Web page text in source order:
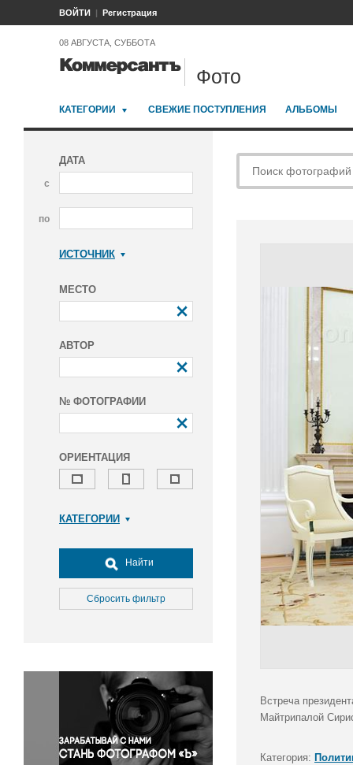
ВОЙТИ Регистрация
08 АВГУСТА, СУББОТА
Фото
КАТЕГОРИИ СВЕЖИЕ ПОСТУПЛЕНИЯ АЛЬБОМЫ
ДАТА
с
по
ИСТОЧНИК
МЕСТО
АВТОР
№ ФОТОГРАФИИ
ОРИЕНТАЦИЯ
КАТЕГОРИИ
Досуг, туризм и отдых
Культура
Медицина
Окружающая среда
Политика
Правосудие
Происшествия и конфликты
Религия
Найти
Сбросить фильтр
Встреча
Майтрипалой
Категория: